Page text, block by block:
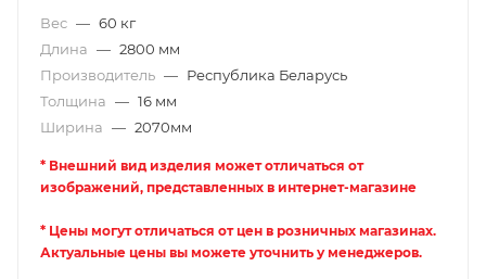
Вес — 60 кг
Длина — 2800 мм
Производитель — Республика Беларусь
Толщина — 16 мм
Ширина — 2070мм
* Внешний вид изделия может отличаться от
изображений, представленных в интернет-магазине
* Цены могут отличаться от цен в розничных магазинах.
Актуальные цены вы можете уточнить у менеджеров.